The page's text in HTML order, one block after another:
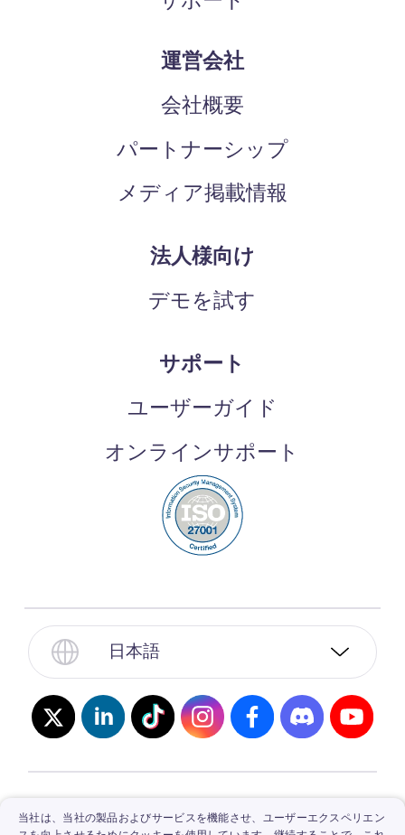
運営会社
会社概要
パートナーシップ
メディア掲載情報
法人様向け
デモを試す
サポート
ユーザーガイド
オンラインサポート
日本語
© 2026, Vidnoz. All Rights Reserved.プライバシ
当社は、当社の製品およびサービスを機能させ、ユーザーエクスペリエン